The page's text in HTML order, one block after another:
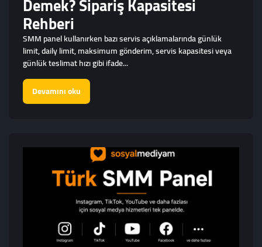
Rehberi
SMM panel kullanırken bazı servis açıklamalarında günlük
limit, daily limit, maksimum gönderim, servis kapasitesi veya
günlük teslimat hızı gibi ifade...
Devamını oku